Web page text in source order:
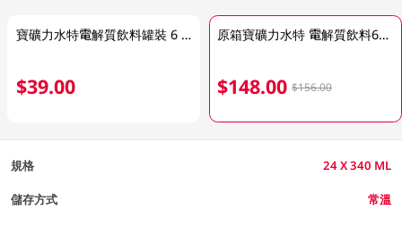
寶礦力水特電解質飲料罐裝 6 X 340ML
$39.00
原箱寶礦力水特 電解質飲料6罐裝24 X 340 ML
$148.00 $156.00
規格 24 X 340 ML
儲存方式 常溫